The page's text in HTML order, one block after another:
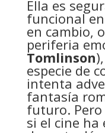
Ella es
funcional
en cambio,
periferia
Tomlinson
especie de
intenta
fantasía
futuro. Pero
si el cine ha